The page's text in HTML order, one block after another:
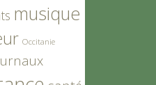
musique
Occitanie